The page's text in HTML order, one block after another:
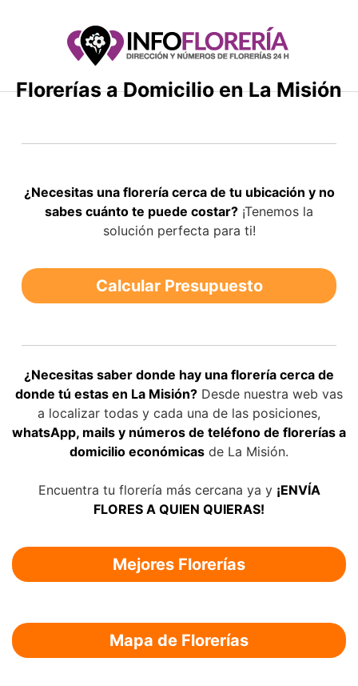
Florerías a Domicilio en La Misión
¿Necesitas una florería cerca de tu ubicación y no
sabes cuánto te puede costar? ¡Tenemos la
solución perfecta para ti!
Calcular Presupuesto
¿Necesitas saber donde hay una florería cerca de
donde tú estas en La Misión? Desde nuestra web vas
a localizar todas y cada una de las posiciones,
whatsApp, mails y números de teléfono de florerías a
domicilio económicas de La Misión.
Encuentra tu florería más cercana ya y ¡ENVÍA
FLORES A QUIEN QUIERAS!
Mejores Florerías
Mapa de Florerías